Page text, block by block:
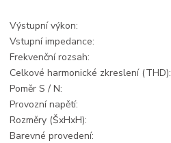
Výstupní výkon:
Vstupní impedance:
Frekvenční rozsah:
Celkové harmonické zkreslení (THD):
Poměr S / N:
Provozní napětí:
Rozměry (ŠxHxH):
Barevné provedení: